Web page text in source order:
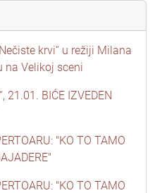
krvi“ u režiji Milana
na Velikoj sceni
21.01. BIĆE IZVEDEN
"KO TO TAMO
"KO TO TAMO